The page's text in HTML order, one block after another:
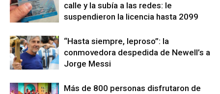
calle y la subía a las redes: le
suspendieron la licencia hasta 2099
“Hasta siempre, leproso”: la
conmovedora despedida de Newell’s a
Jorge Messi
Más de 800 personas disfrutaron de